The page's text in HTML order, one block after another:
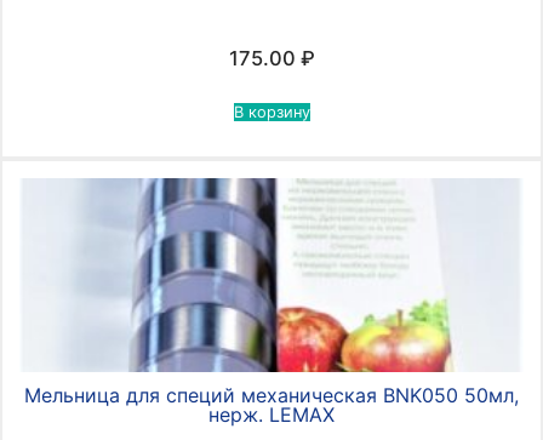
175.00 ₽
В корзину
Мельница для специй механическая BNK050 50мл,
нерж. LEMAX